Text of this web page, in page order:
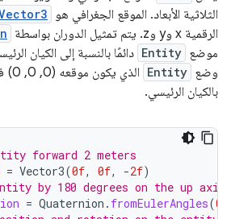
الثلاثية الأبعاد. الموقع الجغرافي هو
الرقمية x وy وz. يتم تمثيل الدوران بواسطة
موضع Entity دائمًا بالنسبة إلى الكيان
وضع Entity
بالكيان الرئيسي.
forward 2 meters
= Vector3(0f, 0f, -2f)
by 180 degrees on the up axis
= Quaternion . fromEulerAngles(0f